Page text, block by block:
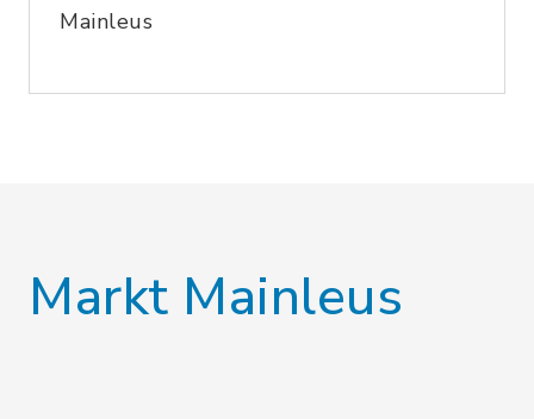
Mainleus
Markt Mainleus